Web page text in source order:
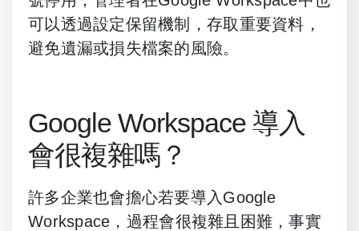
可以透過設定保留機制，存取重要資料，
避免遺漏或損失檔案的風險。
Google Workspace 導入
會很複雜嗎？
許多企業也會擔心若要導入Google
Workspace，過程會很複雜且困難，事實